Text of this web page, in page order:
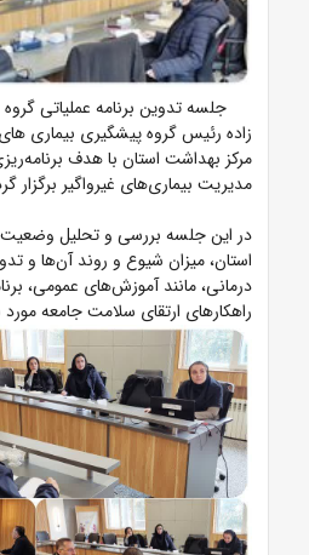
جلسه تدوین برنامه عملیاتی
زاده رئیس گروه پیشگیری بیماری های
مرکز بهداشت استان با هدف
مدیریت بیماری‌های غیرواگیر برگزار
در این جلسه بررسی و تحلیل وضعیت
استان، میزان شیوع و روند آن‌ها و
درمانی، مانند آموزش‌های عمومی،
راهکارهای ارتقای سلامت جامعه